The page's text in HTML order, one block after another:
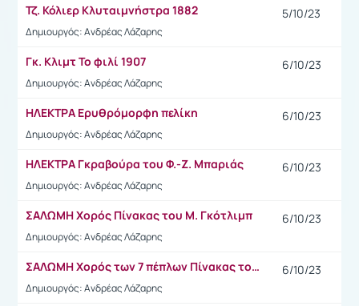
Τζ. Κόλιερ Κλυταιμνήστρα 1882
Δημιουργός: Ανδρέας Λάζαρης
5/10/23
Γκ. Κλιμτ Το φιλί 1907
Δημιουργός: Ανδρέας Λάζαρης
6/10/23
ΗΛΕΚΤΡΑ Ερυθρόμορφη πελίκη
Δημιουργός: Ανδρέας Λάζαρης
6/10/23
ΗΛΕΚΤΡΑ Γκραβούρα του Φ.-Ζ. Μπαριάς
Δημιουργός: Ανδρέας Λάζαρης
6/10/23
ΣΑΛΩΜΗ Χορός Πίνακας του Μ. Γκότλιμπ
Δημιουργός: Ανδρέας Λάζαρης
6/10/23
ΣΑΛΩΜΗ Χορός των 7 πέπλων Πίνακας του Γκ. Μπισιέρ
Δημιουργός: Ανδρέας Λάζαρης
6/10/23